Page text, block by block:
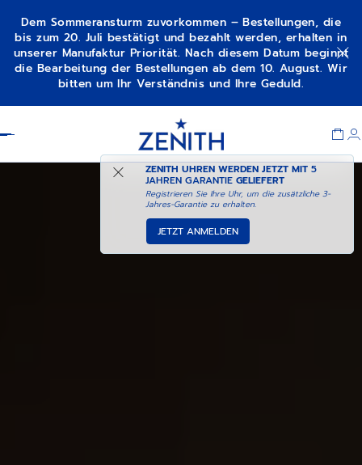
Dem Sommeransturm zuvorkommen – Bestellungen, die
bis zum 20. Juli bestätigt und bezahlt werden, erhalten in
unserer Manufaktur Priorität. Nach diesem Datum beginnt
die Bearbeitung der Bestellungen ab dem 10. August. Wir
bitten um Ihr Verständnis und Ihre Geduld.
ZENITH UHREN WERDEN JETZT MIT5
JAHREN GARANTIE GELIEFERT
Registrieren Sie Ihre Uhr, um die zusätzliche 3-
Jahres-Garantie zu erhalten.
JETZT ANMELDEN